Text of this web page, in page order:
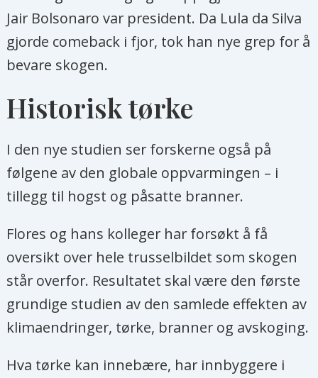
American, NTB
Jair Bolsonaro var president. Da Lula da Silva
gjorde comeback i fjor, tok han nye grep for å
bevare skogen.
Historisk tørke
I den nye studien ser forskerne også på
følgene av den globale oppvarmingen – i
tillegg til hogst og påsatte branner.
Flores og hans kolleger har forsøkt å få
oversikt over hele trusselbildet som skogen
står overfor. Resultatet skal være den første
grundige studien av den samlede effekten av
klimaendringer, tørke, branner og avskoging.
Hva tørke kan innebære, har innbyggere i